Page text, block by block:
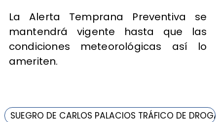
La Alerta Temprana Preventiva se
mantendrá vigente hasta que las
condiciones meteorológicas así lo
ameriten.
SUEGRO DE CARLOS PALACIOS TRÁFICO DE DROGA